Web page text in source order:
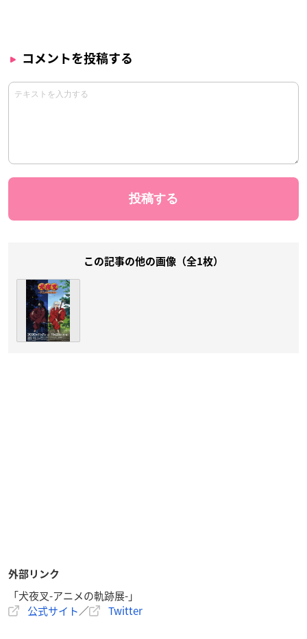
コメントを投稿する
この記事の他の画像（全1枚）
外部リンク
「犬夜叉-アニメの軌跡展-」
公式サイト／ Twitter